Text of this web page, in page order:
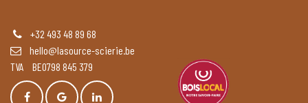
+32 493 48 89 68
hello@lasource-scierie.be
TVA BE0798 845 379